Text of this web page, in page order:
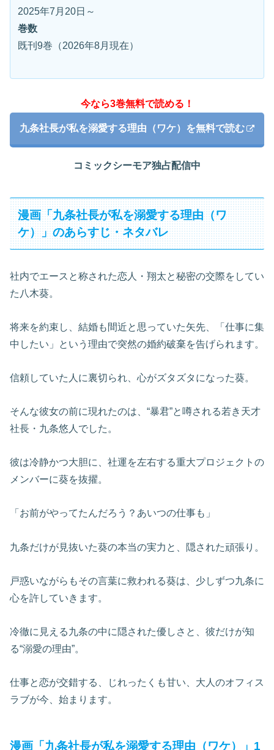
2025年7月20日～
巻数
既刊9巻（2026年8月現在）
今なら3巻無料で読める！
九条社長が私を溺愛する理由（ワケ）を無料で読む
コミックシーモア独占配信中
漫画「九条社長が私を溺愛する理由（ワ
ケ）」のあらすじ・ネタバレ
社内でエースと称された恋人・翔太と秘密の交際をしてい
た八木葵。
将来を約束し、結婚も間近と思っていた矢先、「仕事に集
中したい」という理由で突然の婚約破棄を告げられます。
信頼していた人に裏切られ、心がズタズタになった葵。
そんな彼女の前に現れたのは、“暴君”と噂される若き天才
社長・九条悠人でした。
彼は冷静かつ大胆に、社運を左右する重大プロジェクトの
メンバーに葵を抜擢。
「お前がやってたんだろう？あいつの仕事も」
九条だけが見抜いた葵の本当の実力と、隠された頑張り。
戸惑いながらもその言葉に救われる葵は、少しずつ九条に
心を許していきます。
冷徹に見える九条の中に隠された優しさと、彼だけが知
る“溺愛の理由”。
仕事と恋が交錯する、じれったくも甘い、大人のオフィス
ラブが今、始まります。
漫画「九条社長が私を溺愛する理由（ワケ）」1